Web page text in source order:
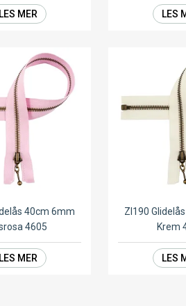
LES MER LES
40cm 6mm
4605
LES MER
ZI190
Krem
LES